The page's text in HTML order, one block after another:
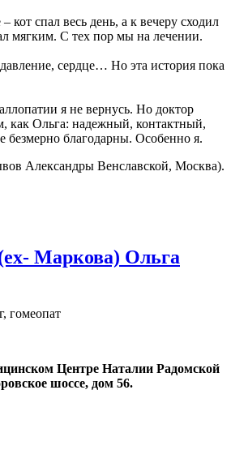
кот спал весь день, а к вечеру сходил
мягким. С тех пор мы на лечении.
сердце… Но эта история пока
я не вернусь. Но доктор
как Ольга: надежный, контактный,
благодарны. Особенно я.
Александры Венславской, Москва).
Маркова) Ольга
гомеопат
Центре Наталии Радомской
шоссе, дом 56.